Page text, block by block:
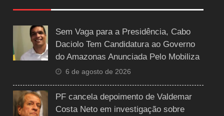
Sem Vaga para a Presidência, Cabo
Daciolo Tem Candidatura ao Governo
do Amazonas Anunciada Pelo Mobiliza
6 de agosto de 2026
PF cancela depoimento de Valdemar
Costa Neto em investigação sobre